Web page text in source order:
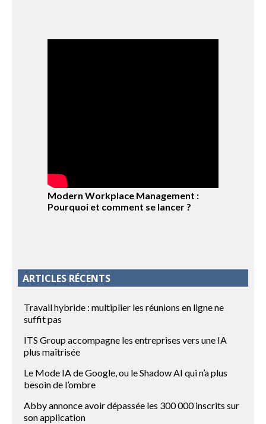
Modern Workplace Management :
Pourquoi et comment se lancer ?
ARTICLES RÉCENTS
Travail hybride : multiplier les réunions en ligne ne
suffit pas
ITS Group accompagne les entreprises vers une IA
plus maîtrisée
Le Mode IA de Google, ou le Shadow AI qui n’a plus
besoin de l’ombre
Abby annonce avoir dépassée les 300 000 inscrits sur
son application